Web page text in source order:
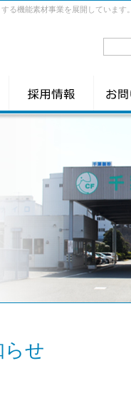
る機能素材事業を展開しています。
らせ